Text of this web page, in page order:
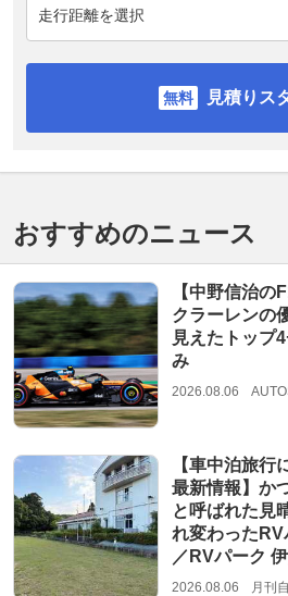
見積りス
おすすめのニュース
【中野信治の
クラーレンの
見えたトップ
み
2026.08.06
【車中泊旅行
最新情報】か
と呼ばれた見
れ変わった
／RVパーク
2026.08.06 月刊